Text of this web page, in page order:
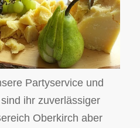
Partyservice und
ihr zuverlässiger
Oberkirch aber